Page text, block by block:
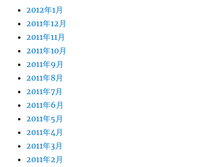
2012年1月
2011年12月
2011年11月
2011年10月
2011年9月
2011年8月
2011年7月
2011年6月
2011年5月
2011年4月
2011年3月
2011年2月